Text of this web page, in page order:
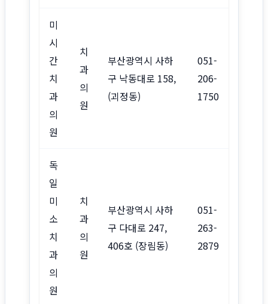
미
시
간
치
과
의
원
치
과
의
원
부산광역시 사하
구 낙동대로 158,
(괴정동)
051-
206-
1750
독
일
미
소
치
과
의
원
치
과
의
원
부산광역시 사하
구 다대로 247,
406호 (장림동)
051-
263-
2879